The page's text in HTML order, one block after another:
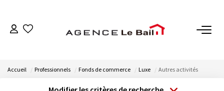
Accueil Professionnels Fonds de commerce Luxe Autres activités